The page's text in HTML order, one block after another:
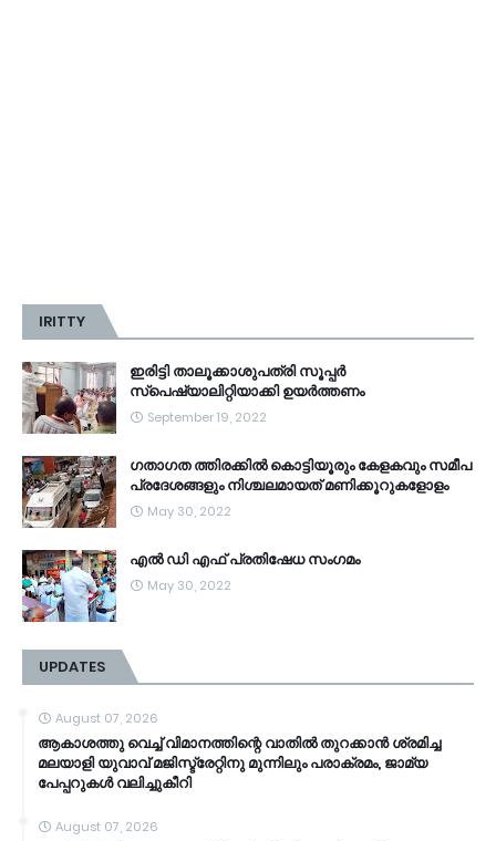
IRITTY
ഇരിട്ടി താലൂക്കാശുപത്രി സൂപ്പർ
സ്‌പെഷ്യാലിറ്റിയാക്കി ഉയർത്തണം
September 19, 2022
ഗതാഗത ത്തിരക്കിൽ കൊട്ടിയൂരും കേളകവും സമീപ
പ്രദേശങ്ങളും നിശ്ചലമായത് മണിക്കൂറുകളോളം
May 30, 2022
എൽ ഡി എഫ് പ്രതിഷേധ സംഗമം
May 30, 2022
UPDATES
August 07, 2026
ആകാശത്തു വെച്ച് വിമാനത്തിന്റെ വാതില്‍ തുറക്കാന്‍ ശ്രമിച്ച
മലയാളി യുവാവ് മജിസ്ട്രേറ്റിനു മുന്നിലും പരാക്രമം, ജാമ്യ
പേപ്പറുകൾ വലിച്ചുകീറി
August 07, 2026